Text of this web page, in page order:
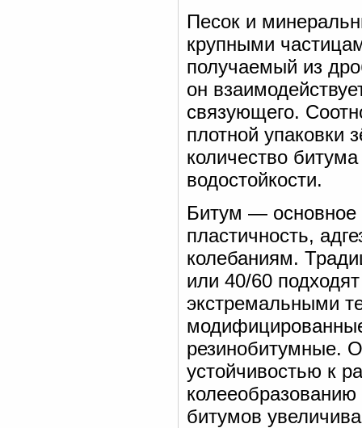
Песок и
крупными
получаемый из
он
связующего.
плотной упаковки
количество
водостойкости.
Битум —
пластичность,
колебаниям.
или 40/60
экстремальными
резинобитумные.
устойчивостью к
битумов